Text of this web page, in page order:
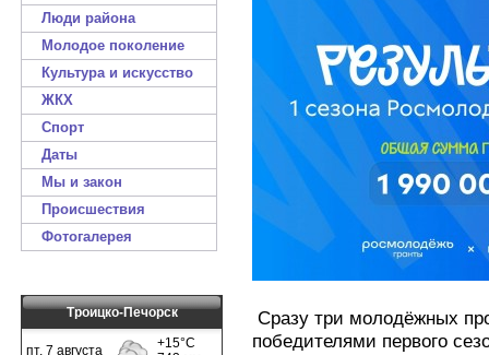
Люди района
Молодое поколение
Культура и искусство
ЖКХ
Спорт
Даты
Мы и закон
Происшествия
Фотогалерея
Троицко-Печорск
Сразу три молодёжных
победителями первого